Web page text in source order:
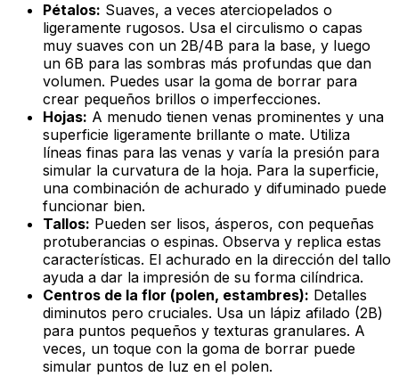
Pétalos: Suaves, a veces aterciopelados o
ligeramente rugosos. Usa el circulismo o capas
muy suaves con un 2B/4B para la base, y luego
un 6B para las sombras más profundas que dan
volumen. Puedes usar la goma de borrar para
crear pequeños brillos o imperfecciones.
Hojas: A menudo tienen venas prominentes y una
superficie ligeramente brillante o mate. Utiliza
líneas finas para las venas y varía la presión para
simular la curvatura de la hoja. Para la superficie,
una combinación de achurado y difuminado puede
funcionar bien.
Tallos: Pueden ser lisos, ásperos, con pequeñas
protuberancias o espinas. Observa y replica estas
características. El achurado en la dirección del tallo
ayuda a dar la impresión de su forma cilíndrica.
Centros de la flor (polen, estambres): Detalles
diminutos pero cruciales. Usa un lápiz afilado (2B)
para puntos pequeños y texturas granulares. A
veces, un toque con la goma de borrar puede
simular puntos de luz en el polen.